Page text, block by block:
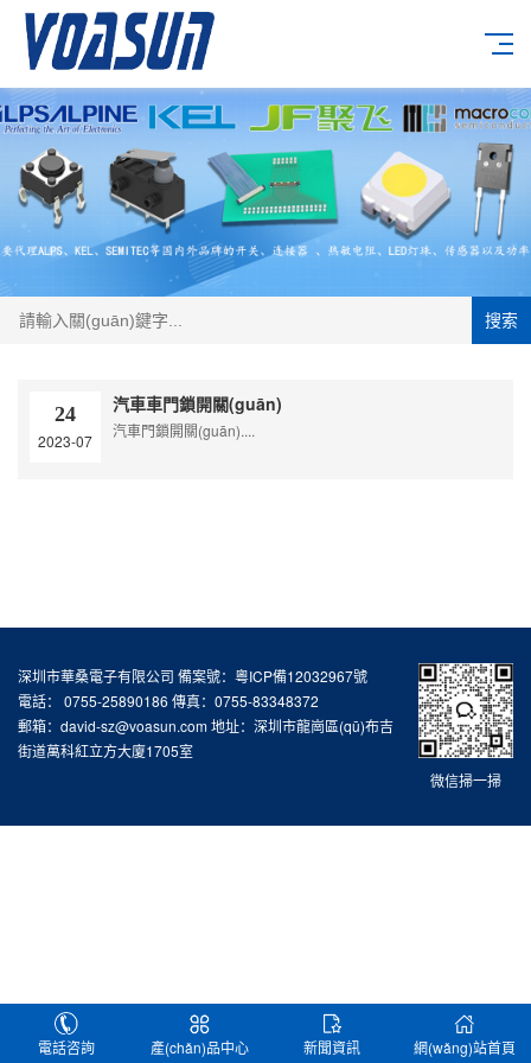
搜索
24
2023-07
汽車車門鎖開關(guān)
汽車門鎖開關(guān)....
微信掃一掃
深圳市華桑電子有限公司 備案號： 粵ICP備12032967號
電話： 0755-25890186 傳真：0755-83348372
郵箱：david-sz@voasun.com 地址：深圳市龍崗區(qū)布吉
街道萬科紅立方大廈1705室
電話咨詢 產(chǎn)品中心 新聞資訊 網(wǎng)站首頁